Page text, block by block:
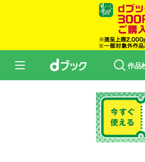
作品